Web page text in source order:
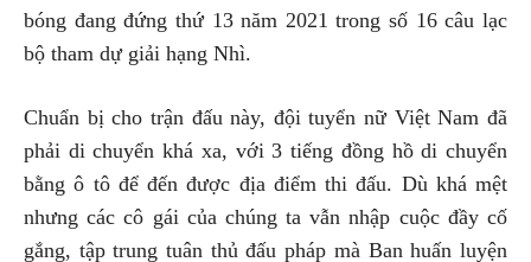
bóng đang đứng thứ 13 năm 2021 trong số 16 câu lạc
bộ tham dự giải hạng Nhì.
Chuẩn bị cho trận đấu này, đội tuyển nữ Việt Nam đã
phải di chuyển khá xa, với 3 tiếng đồng hồ di chuyển
bằng ô tô để đến được địa điểm thi đấu. Dù khá mệt
nhưng các cô gái của chúng ta vẫn nhập cuộc đầy cố
gắng, tập trung tuân thủ đấu pháp mà Ban huấn luyện